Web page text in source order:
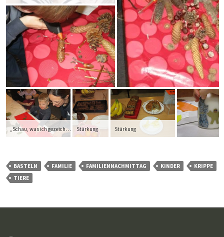
„Schau, was ich gezeichnet hab“ Stärkung Stärkung
BASTELN FAMILIE FAMILIENNACHMITTAG KINDER
KRIPPE
TIERE